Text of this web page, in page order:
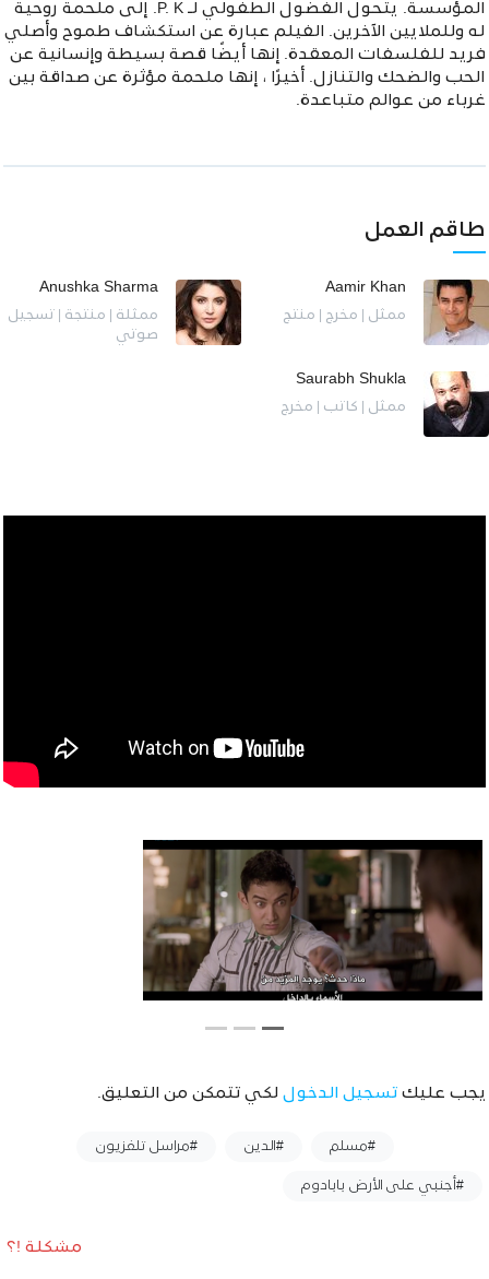
المؤسسة. يتحول الفضول الطفولي لـ P. K. إلى ملحمة روحية
له وللملايين الآخرين. الفيلم عبارة عن استكشاف طموح وأصلي
فريد للفلسفات المعقدة. إنها أيضًا قصة بسيطة وإنسانية عن
الحب والضحك والتنازل. أخيرًا ، إنها ملحمة مؤثرة عن صداقة بين
غرباء من عوالم متباعدة.
طاقم العمل
Aamir Khan
ممثل | مخرج | منتج
Anushka Sharma
ممثلة | منتجة | تسجيل
صوتي
Saurabh Shukla
ممثل | كاتب | مخرج
يجب عليك تسجيل الدخول لكي تتمكن من التعليق.
#مسلم #الدين #مراسل تلفزيون
#أجنبي على الأرض بابادوم
مشكلة !؟